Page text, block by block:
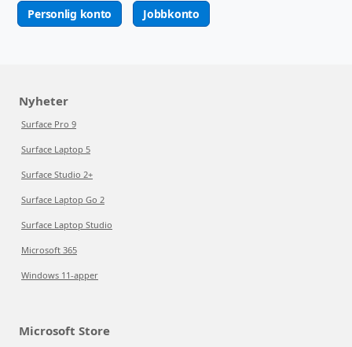
Personlig konto Jobbkonto
Nyheter
Surface Pro 9
Surface Laptop 5
Surface Studio 2+
Surface Laptop Go 2
Surface Laptop Studio
Microsoft 365
Windows 11-apper
Microsoft Store